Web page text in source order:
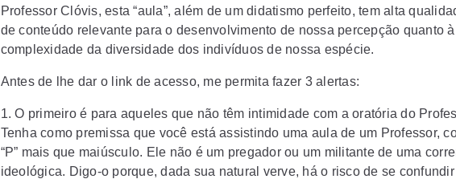
Professor Clóvis, esta “aula”, além de um didatismo perfeito, tem alta
de conteúdo relevante para o desenvolvimento de nossa percepção quanto à
complexidade da diversidade dos indivíduos de nossa espécie.
Antes de lhe dar o link de acesso, me permita fazer 3 alertas:
1. O primeiro é para aqueles que não têm intimidade com a oratória do
Tenha como premissa que você está assistindo uma aula de um Professor,
“P” mais que maiúsculo. Ele não é um pregador ou um militante de uma
ideológica. Digo-o porque, dada sua natural verve, há o risco de se